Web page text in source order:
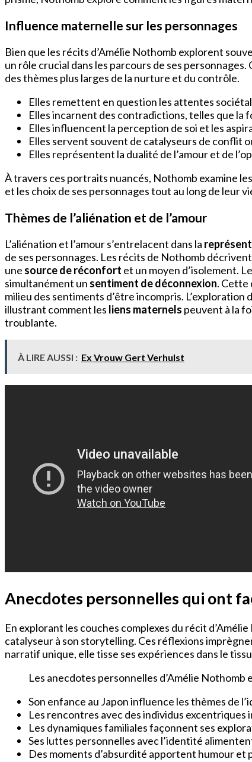
Influence maternelle sur les personnages
Bien que les récits d’Amélie Nothomb explorent
un rôle crucial dans les parcours de ses
des thèmes plus larges de la nurture et du contrôle.
Elles remettent en question les attentes
Elles incarnent des contradictions, telles que la
Elles influencent la perception de soi et les
Elles servent souvent de catalyseurs de conflit
Elles représentent la dualité de l’amour et de
À travers ces portraits nuancés, Nothomb examine
et les choix de ses personnages tout au long de leur
Thèmes de l’aliénation et de l’amour
L’aliénation et l’amour s’entrelacent dans la
de ses personnages. Les récits de Nothomb
une source de réconfort et un moyen d’isolement.
simultanément un sentiment de déconnexion. Cette
milieu des sentiments d’être incompris.
illustrant comment les liens maternels peuvent à la
troublante.
À LIRE AUSSI : Ex Vrouw Gert Verhulst
Anecdotes personnelles qui ont
En explorant les couches complexes du récit
catalyseur à son storytelling. Ces réflexions
narratif unique, elle tisse ses expériences dans le
Les anecdotes personnelles d’Amélie
Son enfance au Japon influence les thèmes de
Les rencontres avec des individus
Les dynamiques familiales façonnent ses
Ses luttes personnelles avec l’identité
Des moments d’absurdité apportent humour et